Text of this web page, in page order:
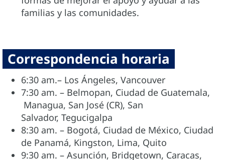
familias y las comunidades.
Correspondencia horaria
6:30 am.– Los Ángeles, Vancouver
7:30 am. – Belmopan, Ciudad de Guatemala,
Managua, San José (CR), San
Salvador, Tegucigalpa
8:30 am. – Bogotá, Ciudad de México, Ciudad
de Panamá, Kingston, Lima, Quito
9:30 am. – Asunción, Bridgetown, Caracas,